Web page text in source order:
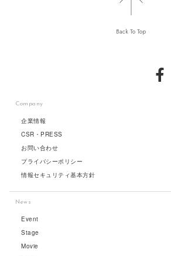
Back To Top
Company
企業情報
CSR・PRESS
お問い合わせ
プライバシーポリシー
情報セキュリティ基本方針
News
Event
Stage
Movie